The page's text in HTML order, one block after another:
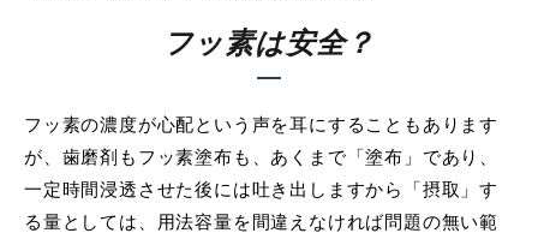
フッ素は安全？
フッ素の濃度が心配という声を耳にすることもあります
が、歯磨剤もフッ素塗布も、あくまで「塗布」であり、
一定時間浸透させた後には吐き出しますから「摂取」す
る量としては、用法容量を間違えなければ問題の無い範